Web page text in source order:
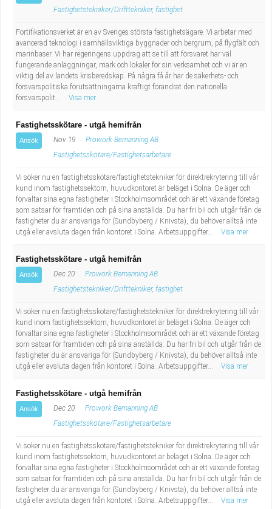
Fastighetstekniker/Drifttekniker, fastighet
Fortifikationsverket är en av Sveriges största fastighetsägare. Vi arbetar med
avancerad teknologi i samhällsviktiga byggnader och bergrum, på flygfält och
marinbaser. Vi har regeringens uppdrag att se till att försvaret har väl
fungerande anläggningar, mark och lokaler för sin verksamhet och vi är en
viktig del av landets krisberedskap. På några få år har de säkerhets- och
försvarspolitiska förutsättningarna kraftigt förändrat den nationella
försvarspolit...
Visa mer
Fastighetsskötare - utgå hemifrån
Ansök Nov 19
Prowork Bemanning AB
Fastighetsskötare/Fastighetsarbetare
Vi söker nu en fastighetsskötare/fastighetstekniker för direktrekrytering till vår
kund inom fastighetssektorn, huvudkontoret är beläget i Solna. De äger och
förvaltar sina egna fastigheter i Stockholmsområdet och är ett växande företag
som satsar för framtiden och på sina anställda. Du har fri bil och utgår från de
fastigheter du är ansvariga för (Sundbyberg / Knivsta), du behöver alltså inte
utgå eller avsluta dagen från kontoret i Solna. Arbetsuppgifter...
Visa mer
Fastighetsskötare - utgå hemifrån
Ansök Dec 20
Prowork Bemanning AB
Fastighetstekniker/Drifttekniker, fastighet
Vi söker nu en fastighetsskötare/fastighetstekniker för direktrekrytering till vår
kund inom fastighetssektorn, huvudkontoret är beläget i Solna. De äger och
förvaltar sina egna fastigheter i Stockholmsområdet och är ett växande företag
som satsar för framtiden och på sina anställda. Du har fri bil och utgår från de
fastigheter du är ansvariga för (Sundbyberg / Knivsta), du behöver alltså inte
utgå eller avsluta dagen från kontoret i Solna. Arbetsuppgifter...
Visa mer
Fastighetsskötare - utgå hemifrån
Ansök Dec 20
Prowork Bemanning AB
Fastighetsskötare/Fastighetsarbetare
Vi söker nu en fastighetsskötare/fastighetstekniker för direktrekrytering till vår
kund inom fastighetssektorn, huvudkontoret är beläget i Solna. De äger och
förvaltar sina egna fastigheter i Stockholmsområdet och är ett växande företag
som satsar för framtiden och på sina anställda. Du har fri bil och utgår från de
fastigheter du är ansvariga för (Sundbyberg / Knivsta), du behöver alltså inte
utgå eller avsluta dagen från kontoret i Solna. Arbetsuppgifter...
Visa mer